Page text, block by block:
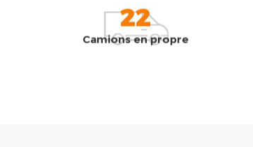
22
Camions en propre